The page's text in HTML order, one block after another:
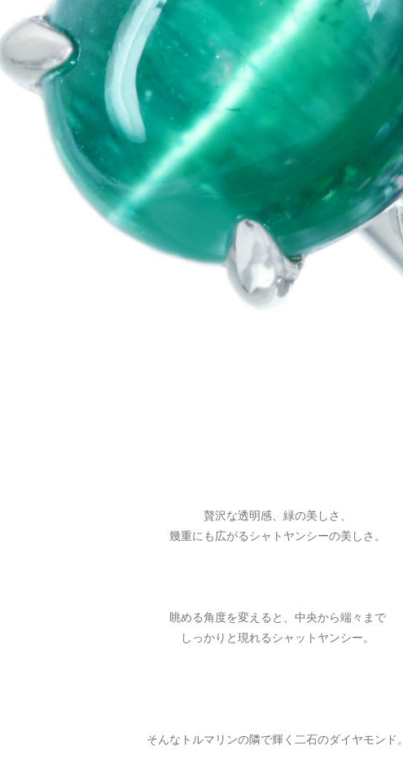
贅沢な透明感、緑の美しさ、
幾重にも広がるシャトヤンシーの美しさ。
眺める角度を変えると、中央から端々まで
しっかりと現れるシャットヤンシー。
そんなトルマリンの隣で輝く二石のダイヤモンド。